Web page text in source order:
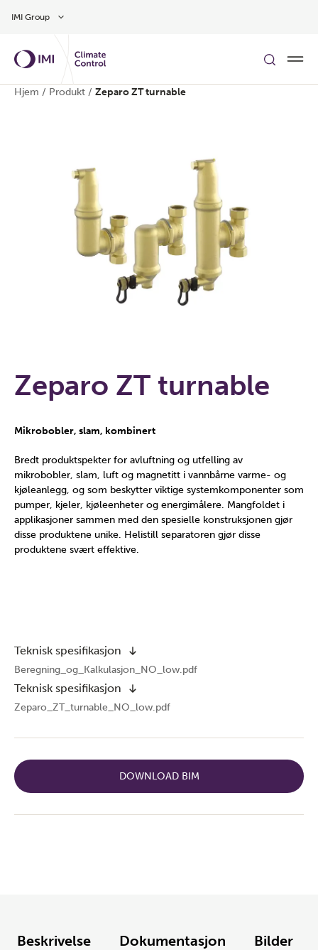
IMI Group
Hjem / Produkt / Zeparo ZT turnable
Zeparo ZT turnable
Mikrobobler, slam, kombinert
Bredt produktspekter for avluftning og utfelling av
mikrobobler, slam, luft og magnetitt i vannbårne varme- og
kjøleanlegg, og som beskytter viktige systemkomponenter som
pumper, kjeler, kjøleenheter og energimålere. Mangfoldet i
applikasjoner sammen med den spesielle konstruksjonen gjør
disse produktene unike. Helistill separatoren gjør disse
produktene svært effektive.
Teknisk spesifikasjon
Beregning_og_Kalkulasjon_NO_low.pdf
Teknisk spesifikasjon
Zeparo_ZT_turnable_NO_low.pdf
DOWNLOAD BIM
Beskrivelse Dokumentasjon Bilder